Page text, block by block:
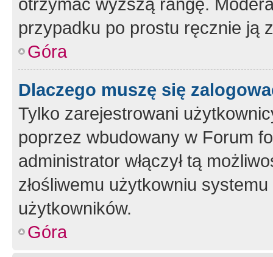
przypadku po prostu ręcznie ją
Góra
Dlaczego muszę się
Tylko zarejestrowani
poprzez wbudowany w Forum
administrator włączył tą
złośliwemu użytkowniu
użytkowników.
Góra